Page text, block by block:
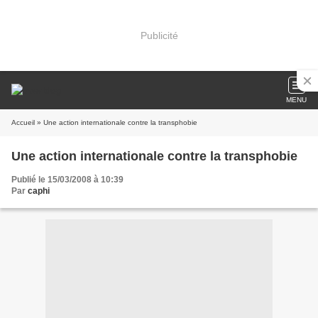
Publicité
MENU
Accueil » Une action internationale contre la transphobie
Une action internationale contre la transphobie
Publié le 15/03/2008 à 10:39
Par caphi